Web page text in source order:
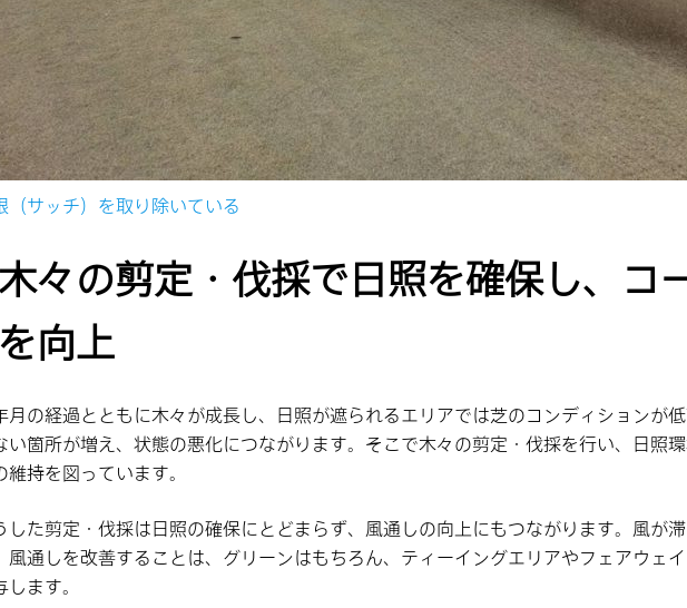
（サッチ）を取り除いている
々の剪定・伐採で日照を確保し、コ
向上
月の経過とともに木々が成長し、日照が遮られるエリアでは芝のコンディションが
い箇所が増え、状態の悪化につながります。そこで木々の剪定・伐採を行い、日照
維持を図っています。
した剪定・伐採は日照の確保にとどまらず、風通しの向上にもつながります。風が
風通しを改善することは、グリーンはもちろん、ティーイングエリアやフェアウェ
ます。